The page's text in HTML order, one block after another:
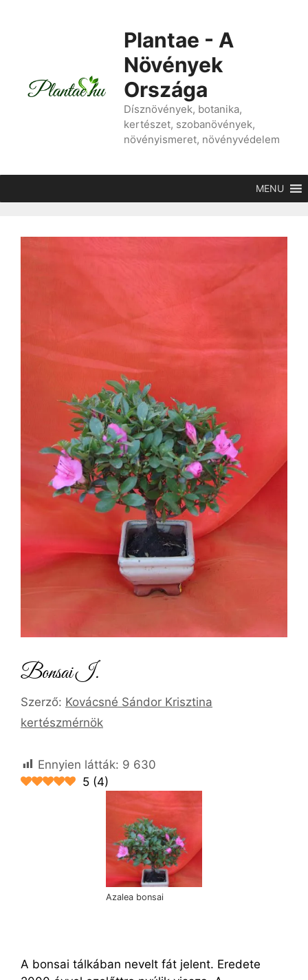
Plantae - A
Növények
Országa
Dísznövények, botanika,
kertészet, szobanövények,
növényismeret, növényvédelem
MENU
Bonsai I.
Szerző: Kovácsné Sándor Krisztina
kertészmérnök
Ennyien látták: 9 630
5 (4)
Azalea bonsai
A bonsai tálkában nevelt fát jelent. Eredete